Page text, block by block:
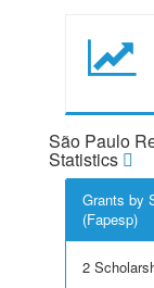
São Paulo
Statistics
Grants by
(Fapesp)
2